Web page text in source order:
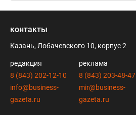
контакты
Казань, Лобачевского 10, корпус 2
редакция
8 (843) 202-12-10
info@business-
gazeta.ru
реклама
8 (843) 203-48-47
mir@business-
gazeta.ru